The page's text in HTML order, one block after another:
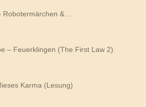
Robotermärchen &…
– Feuerklingen (The First Law 2)
Karma (Lesung)